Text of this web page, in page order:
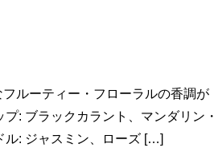
ルーティー・フローラルの香調が
: ブラックカラント、マンダリン・
ル: ジャスミン、ローズ […]